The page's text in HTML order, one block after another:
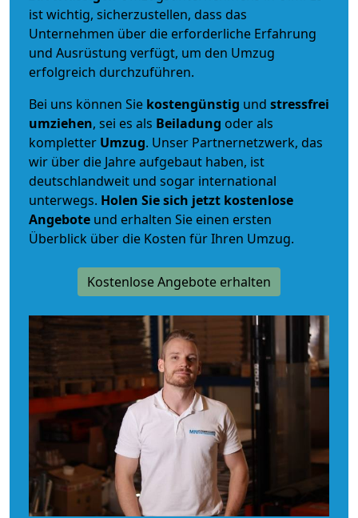
ist wichtig, sicherzustellen, dass das
Unternehmen über die erforderliche Erfahrung
und Ausrüstung verfügt, um den Umzug
erfolgreich durchzuführen.
Bei uns können Sie kostengünstig und stressfrei
umziehen, sei es als Beiladung oder als
kompletter Umzug. Unser Partnernetzwerk, das
wir über die Jahre aufgebaut haben, ist
deutschlandweit und sogar international
unterwegs. Holen Sie sich jetzt kostenlose
Angebote und erhalten Sie einen ersten
Überblick über die Kosten für Ihren Umzug.
Kostenlose Angebote erhalten